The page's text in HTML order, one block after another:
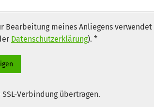
Bearbeitung meines Anliegens verwendet
Datenschutzerklärung). *
Verbindung übertragen.